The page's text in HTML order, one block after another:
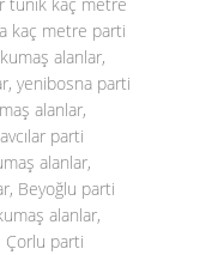
kaç metre parti
alanlar,
yenibosna parti
alanlar,
parti
alanlar,
Beyoğlu parti
alanlar,
Çorlu parti